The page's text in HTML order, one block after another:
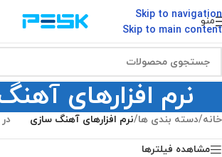
Skip to navigation
Skip to main content
منو
نرم افزارهای
خانه/دسته بندی ها/نرم افزارهای آهنگ سازی
مشاهده فیلترها